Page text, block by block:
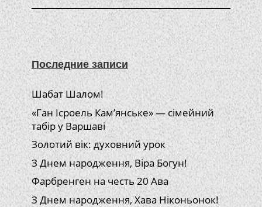
Последние записи
Шабат Шалом!
«Ган Ісроель Кам’янське» — сімейний
табір у Варшаві
Золотий вік: духовний урок
З Днем народження, Віра Богун!
Фарбренген на честь 20 Ава
З Днем народження, Хава Ніконьонок!